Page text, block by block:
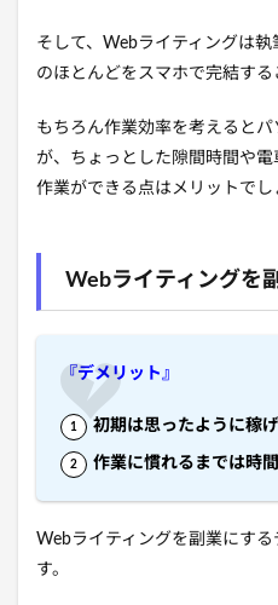
そして、Webライティングは
のほとんどをスマホで完結する
もちろん作業効率を考えると
が、ちょっとした隙間時間や
作業ができる点はメリットでし
Webライティングを
『デメリット』
初期は思ったように稼
作業に慣れるまでは時
Webライティングを副業にす
す。